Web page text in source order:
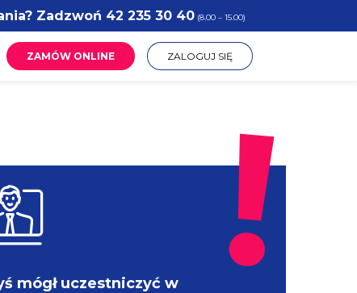
Zadzwoń 42 235 30 40(8.00 – 15.00)
ZAMÓW ONLINE ZALOGUJ SIĘ
mógł uczestniczyć w